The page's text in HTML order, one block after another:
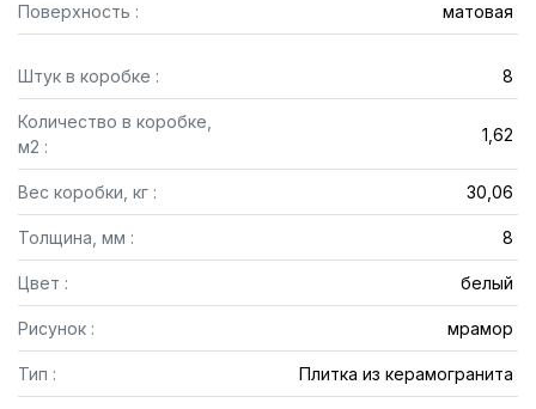
Поверхность : матовая
Штук в коробке : 8
Количество в коробке,
м2 :
1,62
Вес коробки, кг : 30,06
Толщина, мм : 8
Цвет : белый
Рисунок : мрамор
Тип : Плитка из керамогранита